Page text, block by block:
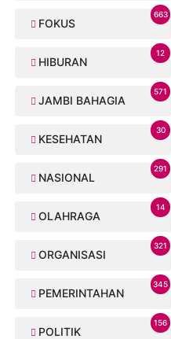
FOKUS
663
HIBURAN
12
JAMBI BAHAGIA
571
KESEHATAN
30
NASIONAL
291
OLAHRAGA
14
ORGANISASI
321
PEMERINTAHAN
345
POLITIK
156